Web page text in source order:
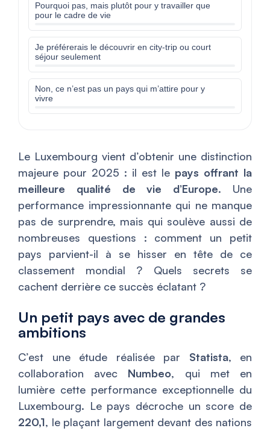
Pourquoi pas, mais plutôt pour y travailler que
pour le cadre de vie
Je préférerais le découvrir en city-trip ou court
séjour seulement
Non, ce n’est pas un pays qui m’attire pour y
vivre
Le Luxembourg vient d’obtenir une distinction
majeure pour 2025 : il est le pays offrant la
meilleure qualité de vie d’Europe. Une
performance impressionnante qui ne manque
pas de surprendre, mais qui soulève aussi de
nombreuses questions : comment un petit
pays parvient-il à se hisser en tête de ce
classement mondial ? Quels secrets se
cachent derrière ce succès éclatant ?
Un petit pays avec de grandes
ambitions
C’est une étude réalisée par Statista, en
collaboration avec Numbeo, qui met en
lumière cette performance exceptionnelle du
Luxembourg. Le pays décroche un score de
220,1, le plaçant largement devant des nations